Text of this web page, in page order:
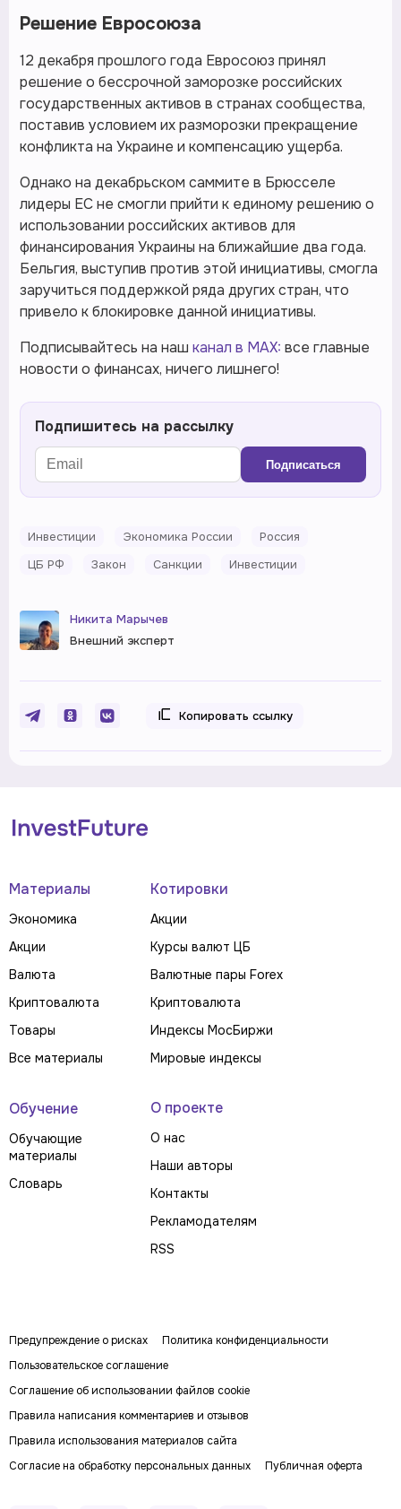
Решение Евросоюза
12 декабря прошлого года Евросоюз принял
решение о бессрочной заморозке российских
государственных активов в странах сообщества,
поставив условием их разморозки прекращение
конфликта на Украине и компенсацию ущерба.
Однако на декабрьском саммите в Брюсселе
лидеры ЕС не смогли прийти к единому решению о
использовании российских активов для
финансирования Украины на ближайшие два года.
Бельгия, выступив против этой инициативы, смогла
заручиться поддержкой ряда других стран, что
привело к блокировке данной инициативы.
Подписывайтесь на наш канал в MAX: все главные
новости о финансах, ничего лишнего!
Подпишитесь на рассылку
Подписаться
Инвестиции Экономика России
Россия
ЦБ РФ
Закон Санкции Инвестиции
Никита Марычев
Внешний эксперт
Копировать ссылку
Материалы
Экономика
Акции
Валюта
Криптовалюта
Товары
Все материалы
Котировки
Акции
Курсы валют ЦБ
Валютные пары Forex
Криптовалюта
Индексы МосБиржи
Мировые индексы
Обучение
Обучающие
материалы
Словарь
О проекте
О нас
Наши авторы
Контакты
Рекламодателям
RSS
Предупреждение о рисках
Политика конфиденциальности
Пользовательское соглашение
Соглашение об использовании файлов cookie
Правила написания комментариев и отзывов
Правила использования материалов сайта
Согласие на обработку персональных данных
Публичная оферта